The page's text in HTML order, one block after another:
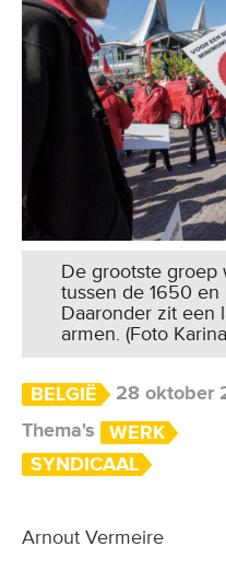
De grootste groep
tussen de 1650
Daaronder zit een
armen. (Foto
BELGIË
28 oktober
Thema's
WERK
SYNDICAAL
Arnout Vermeire